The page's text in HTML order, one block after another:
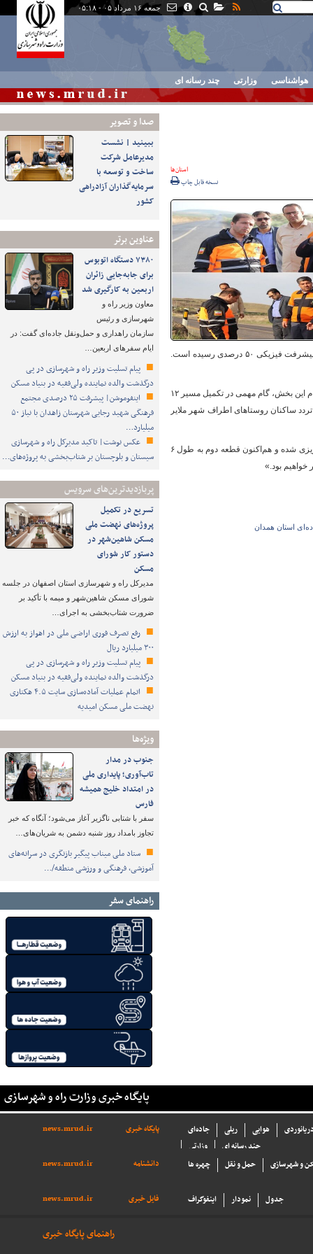
جمعه ۱۶ مرداد ۰۵ - ۰۵:۱۸
هواشناسی وزارتی چند رسانه ای
صدا و تصوير
ببینید | نشست
مدیرعامل شرکت
ساخت و توسعه با
سرمایه‌گذاران آزادراهی
کشور
عناوین برتر
۷۳۸۰ دستگاه اتوبوس
برای جابه‌جایی زائران
اربعین به‌ کارگیری شد
معاون وزیر راه و
شهرسازی و رئیس
سازمان راهداری و حمل‌ونقل جاده‌ای گفت: در
ایام سفرهای اربعین…
پیام تسلیت وزیر راه و شهرسازی در پی
درگذشت والده نماینده ولی‌فقیه در بنیاد مسکن
اینفوموشن| پیشرفت ۲۵ درصدی مجتمع
فرهنگی شهید رجایی شهرستان زاهدان با نیاز ۵۰
میلیارد…
عکس نوشت| تاکید مدیرکل راه و شهرسازی
سیستان و بلوچستان بر شتاب‌بخشی به پروژه‌های…
پربازدیدترین‌های سرویس
تسریع در تکمیل
پروژه‌های نهضت ملی
مسکن شاهین‌شهر در
دستور کار شورای
مسکن
مدیرکل راه و شهرسازی استان اصفهان در جلسه
شورای مسکن شاهین‌شهر و میمه با تأکید بر
ضرورت شتاب‌بخشی به اجرای…
رفع تصرف فوری اراضی ملی در اهواز به ارزش
۳۰۰ میلیارد ریال
پیام تسلیت وزیر راه و شهرسازی در پی
درگذشت والده نماینده ولی‌فقیه در بنیاد مسکن
اتمام عملیات آماده‌سازی سایت ۴.۵ هکتاری
نهضت ملی مسکن امیدیه
ویژه‌ها
جنوب در مدار
تاب‌آوری؛ پایداری ملی
در امتداد خلیج همیشه
فارس
سفر با شتابی ناگزیر آغاز می‌شود؛ آنگاه که خبر
تجاوز بامداد روز شنبه دشمن به شریان‌های…
ستاد ملی میناب پیگیر بازنگری در سرانه‌های
آموزشی، فرهنگی و ورزشی منطقه/…
راهنمای سفر
استان‌ها
نسخه قابل چاپ
پروژه از ماه گذشته آغاز شده و با استفاده از هفت دستگاه ماشین‌آلات سنگین و نیمه‌سنگین، اکنون به پیشرفت فیزیکی ۵۰ درصدی رسیده است.
وی با بیان اینکه هم‌اکنون عملیات ترانشه‌برداری در کیلومتر هفتم مسیر در حال انجام است، افزود:«با اتمام این بخش، گام مهمی در تکمیل مسیر ۱۲
ساکنان روستاهای اطراف شهر ملایر
پرورشی خرم همچنین یادآور شد:«قطعه نخست این پروژه به طول ۶ کیلومتر پیش‌تر تعریض و آسفالت‌ریزی شده و هم‌اکنون قطعه دوم به طول ۶
خواهیم بود.»
استان همدان
پایگاه خبری وزارت راه و شهرسازی
پایگاه خبری news.mrud.ir جاده‌ای ریلی هوایی
وزارتی
چند رسانه ای
دانشنامه
news.mrud.ir چهره ها حمل و نقل و شهرسازی
فایل خبری news.mrud.ir اینفوگراف نمودار جدول
راهنمای پایگاه خبری